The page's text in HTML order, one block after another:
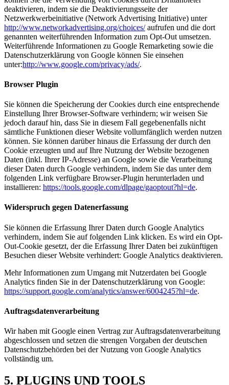
deaktivieren, indem sie die Deaktivierungsseite der
Netzwerkwerbeinitiative (Network Advertising Initiative) unter
http://www.networkadvertising.org/choices/aufrufen und die dort
genannten weiterführenden Information zum Opt-Out umsetzen.
Weiterführende Informationen zu Google Remarketing sowie die
Datenschutzerklärung von Google können Sie einsehen
unter:http://www.google.com/privacy/ads/.
Browser Plugin
Sie können die Speicherung der Cookies durch eine entsprechende
Einstellung Ihrer Browser-Software verhindern; wir weisen Sie
jedoch darauf hin, dass Sie in diesem Fall gegebenenfalls nicht
sämtliche Funktionen dieser Website vollumfänglich werden nutzen
können. Sie können darüber hinaus die Erfassung der durch den
Cookie erzeugten und auf Ihre Nutzung der Website bezogenen
Daten (inkl. Ihrer IP-Adresse) an Google sowie die Verarbeitung
dieser Daten durch Google verhindern, indem Sie das unter dem
folgenden Link verfügbare Browser-Plugin herunterladen und
installieren: https://tools.google.com/dlpage/gaoptout?hl=de.
Widerspruch gegen Datenerfassung
Sie können die Erfassung Ihrer Daten durch Google Analytics
verhindern, indem Sie auf folgenden Link klicken. Es wird ein Opt-
Out-Cookie gesetzt, der die Erfassung Ihrer Daten bei zukünftigen
Besuchen dieser Website verhindert: Google Analytics deaktivieren.
Mehr Informationen zum Umgang mit Nutzerdaten bei Google
Analytics finden Sie in der Datenschutzerklärung von Google:
https://support.google.com/analytics/answer/6004245?hl=de.
Auftragsdatenverarbeitung
Wir haben mit Google einen Vertrag zur Auftragsdatenverarbeitung
abgeschlossen und setzen die strengen Vorgaben der deutschen
Datenschutzbehörden bei der Nutzung von Google Analytics
vollständig um.
5. PLUGINS UND TOOLS